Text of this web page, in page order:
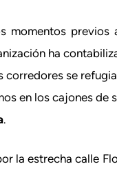
momentos
ha
se
en los cajones
.
la estrecha calle